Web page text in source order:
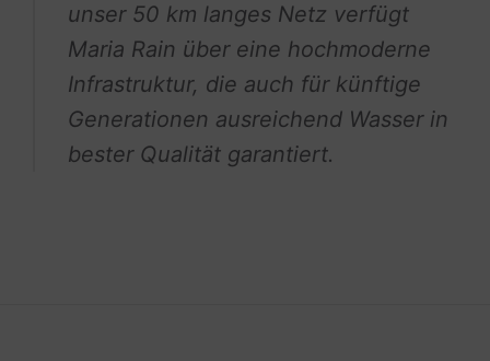
unser 50 km langes Netz verfügt
Maria Rain über eine hochmoderne
Infrastruktur, die auch für künftige
Generationen ausreichend Wasser in
bester Qualität garantiert.